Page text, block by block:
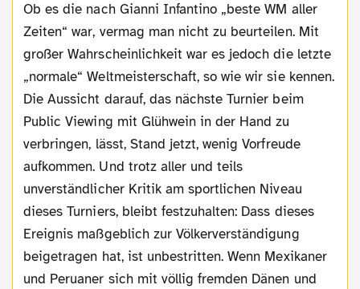
Ob es die nach Gianni Infantino „beste WM aller
Zeiten“ war, vermag man nicht zu beurteilen. Mit
großer Wahrscheinlichkeit war es jedoch die letzte
„normale“ Weltmeisterschaft, so wie wir sie kennen.
Die Aussicht darauf, das nächste Turnier beim
Public Viewing mit Glühwein in der Hand zu
verbringen, lässt, Stand jetzt, wenig Vorfreude
aufkommen. Und trotz aller und teils
unverständlicher Kritik am sportlichen Niveau
dieses Turniers, bleibt festzuhalten: Dass dieses
Ereignis maßgeblich zur Völkerverständigung
beigetragen hat, ist unbestritten. Wenn Mexikaner
und Peruaner sich mit völlig fremden Dänen und